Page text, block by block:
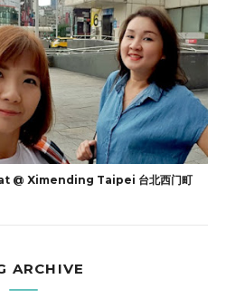
@ Ximending Taipei 台北西门町
ARCHIVE